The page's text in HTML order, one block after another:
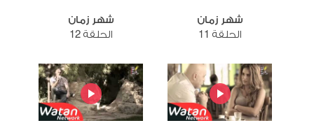
شهر زمان
الحلقة 11
شهر زمان
الحلقة 12